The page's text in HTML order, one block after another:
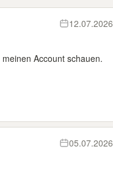
12.07.2026
Account schauen.
05.07.2026